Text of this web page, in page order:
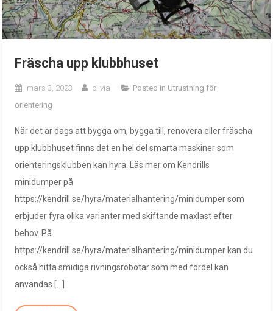
Fräscha upp klubbhuset
mars 3, 2023 olivia Posted in Utrustning för
orientering
När det är dags att bygga om, bygga till, renovera eller fräscha
upp klubbhuset finns det en hel del smarta maskiner som
orienteringsklubben kan hyra. Läs mer om Kendrills
minidumper på
https://kendrill.se/hyra/materialhantering/minidumper som
erbjuder fyra olika varianter med skiftande maxlast efter
behov. På
https://kendrill.se/hyra/materialhantering/minidumper kan du
också hitta smidiga rivningsrobotar som med fördel kan
användas […]